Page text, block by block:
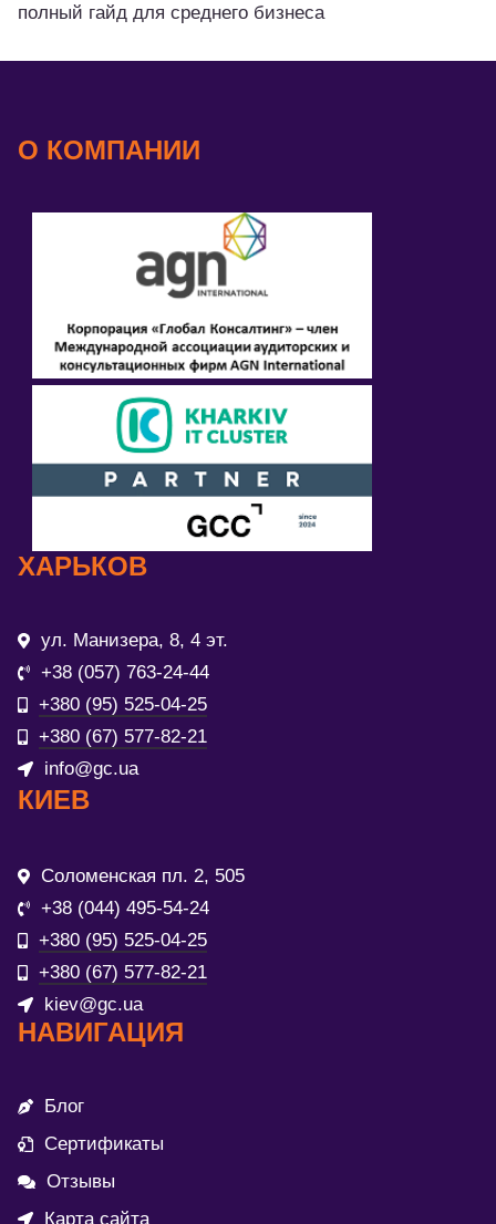
полный гайд для среднего бизнеса
О КОМПАНИИ
ХАРЬКОВ
ул. Манизера, 8, 4 эт.
+38 (057) 763-24-44
+380 (95) 525-04-25
+380 (67) 577-82-21
info@gc.ua
КИЕВ
Соломенская пл. 2, 505
+38 (044) 495-54-24
+380 (95) 525-04-25
+380 (67) 577-82-21
kiev@gc.ua
НАВИГАЦИЯ
Блог
Сертификаты
Отзывы
Карта сайта